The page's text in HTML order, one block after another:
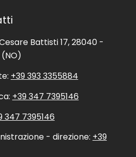
Battisti 17, 28040 -
+39 393 3355884
+39 347 7395146
347 7395146
- direzione: +39